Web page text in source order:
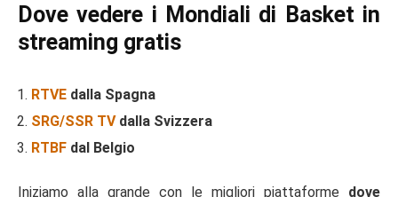
Dove vedere i Mondiali di Basket in
streaming gratis
RTVE dalla Spagna
SRG/SSR TVdalla Svizzera
RTBF dal Belgio
Iniziamo alla grande con le migliori piattaforme dove